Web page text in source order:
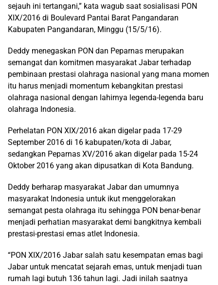
sejauh ini tertangani,” kata wagub saat sosialisasi PON
XIX/2016 di Boulevard Pantai Barat Pangandaran
Kabupaten Pangandaran, Minggu (15/5/16).
Deddy menegaskan PON dan Peparnas merupakan
semangat dan komitmen masyarakat Jabar terhadap
pembinaan prestasi olahraga nasional yang mana momen
itu harus menjadi momentum kebangkitan prestasi
olahraga nasional dengan lahirnya legenda-legenda baru
olahraga Indonesia.
Perhelatan PON XIX/2016 akan digelar pada 17-29
September 2016 di 16 kabupaten/kota di Jabar,
sedangkan Peparnas XV/2016 akan digelar pada 15-24
Oktober 2016 yang akan dipusatkan di Kota Bandung.
Deddy berharap masyarakat Jabar dan umumnya
masyarakat Indonesia untuk ikut menggelorakan
semangat pesta olahraga itu sehingga PON benar-benar
menjadi perhatian masyarakat demi bangkitnya kembali
prestasi-prestasi emas atlet Indonesia.
“PON XIX/2016 Jabar salah satu kesempatan emas bagi
Jabar untuk mencatat sejarah emas, untuk menjadi tuan
rumah lagi butuh 136 tahun lagi. Jadi inilah saatnya